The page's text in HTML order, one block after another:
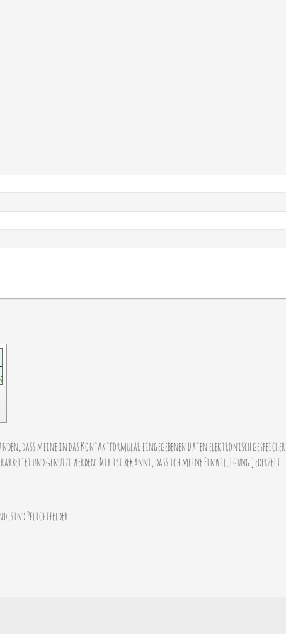
dass meine in das Kontaktformular eingegebenen Daten elektronisch
und genutzt werden. Mir ist bekannt, dass ich meine Einwilligung jederzeit
sind Pflichtfelder.